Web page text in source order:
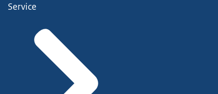
Service